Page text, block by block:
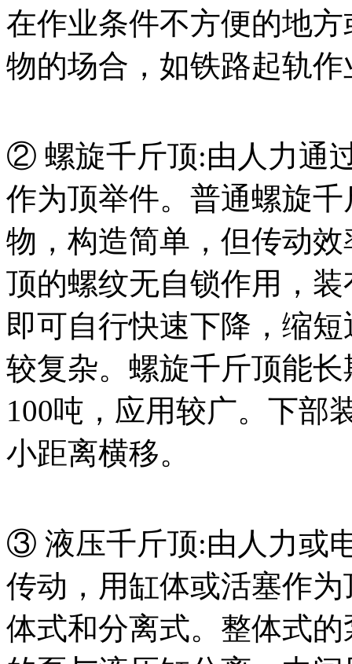
在作业条件不方便的地
物的场合，如铁路起轨
② 螺旋千斤顶:由人力通
作为顶举件。普通螺旋
物，构造简单，但传动
顶的螺纹无自锁作用，
即可自行快速下降，缩
较复杂。螺旋千斤顶能
100吨，应用较广。下部
小距离横移。
③ 液压千斤顶:由人力或
传动，用缸体或活塞作
体式和分离式。整体式